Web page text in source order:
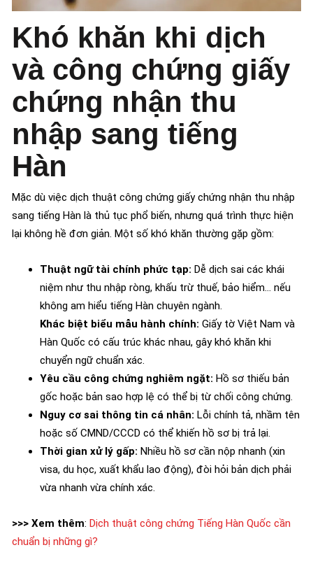
Khó khăn khi dịch
và công chứng giấy
chứng nhận thu
nhập sang tiếng
Hàn
Mặc dù việc dịch thuật công chứng giấy chứng nhận thu nhập
sang tiếng Hàn là thủ tục phổ biến, nhưng quá trình thực hiện
lại không hề đơn giản. Một số khó khăn thường gặp gồm:
Thuật ngữ tài chính phức tạp: Dễ dịch sai các khái
niệm như thu nhập ròng, khấu trừ thuế, bảo hiểm… nếu
không am hiểu tiếng Hàn chuyên ngành.
Khác biệt biểu mẫu hành chính: Giấy tờ Việt Nam và
Hàn Quốc có cấu trúc khác nhau, gây khó khăn khi
chuyển ngữ chuẩn xác.
Yêu cầu công chứng nghiêm ngặt: Hồ sơ thiếu bản
gốc hoặc bản sao hợp lệ có thể bị từ chối công chứng.
Nguy cơ sai thông tin cá nhân: Lỗi chính tả, nhầm tên
hoặc số CMND/CCCD có thể khiến hồ sơ bị trả lại.
Thời gian xử lý gấp: Nhiều hồ sơ cần nộp nhanh (xin
visa, du học, xuất khẩu lao động), đòi hỏi bản dịch phải
vừa nhanh vừa chính xác.
>>> Xem thêm: Dịch thuật công chứng Tiếng Hàn Quốc cần
chuẩn bị những gì?